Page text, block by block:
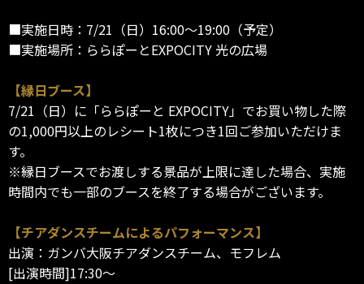
■実施日時：7/21（日）16:00～19:00（予定）
■実施場所：ららぽーとEXPOCITY 光の広場
【縁日ブース】
7/21（日）に「ららぽーと EXPOCITY」でお買い物した際
の1,000円以上のレシート1枚につき1回ご参加いただけま
す。
※縁日ブースでお渡しする景品が上限に達した場合、実施
時間内でも一部のブースを終了する場合がございます。
【チアダンスチームによるパフォーマンス】
出演：ガンバ大阪チアダンスチーム、モフレム
[出演時間]17:30～